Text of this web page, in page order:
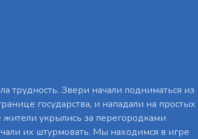
трудность. Звери начали подниматься из
государства, и нападали на простых
укрылись за перегородками
их штурмовать. Мы находимся в игре